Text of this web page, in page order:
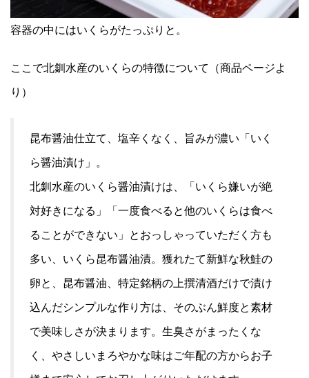
容器の中にはいくらがたっぷりと。
ここで北釧水産のいくらの特徴について（商品ページよ
り）
昆布醤油仕立て、塩辛くなく、旨みが濃い「いく
ら醤油漬け」。
北釧水産のいくら醤油漬けは、「いくら嫌いが絶
対好きになる」「一度食べると他のいくらは食べ
ることができない」とおっしゃっていただく方も
多い、いくら昆布醤油漬。獲れたて新鮮な秋鮭の
卵と、昆布醤油、特定銘柄の上撰清酒だけで漬け
込んだシンプルな作り方は、そのぶん鮮度と素材
で美味しさが決まります。生臭さがまったくな
く、やさしいまろやかな味はご年配の方からお子